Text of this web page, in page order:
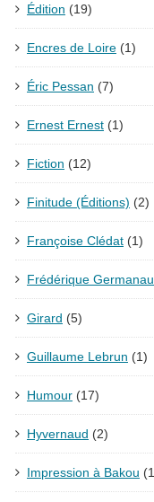
Édition (19)
Encres de Loire (1)
Éric Pessan (7)
Ernest Ernest (1)
Fiction (12)
Finitude (Éditions) (2)
Françoise Clédat (1)
Frédérique
Girard (5)
Guillaume Lebrun (1)
Humour (17)
Hyvernaud (2)
Impression à Bakou